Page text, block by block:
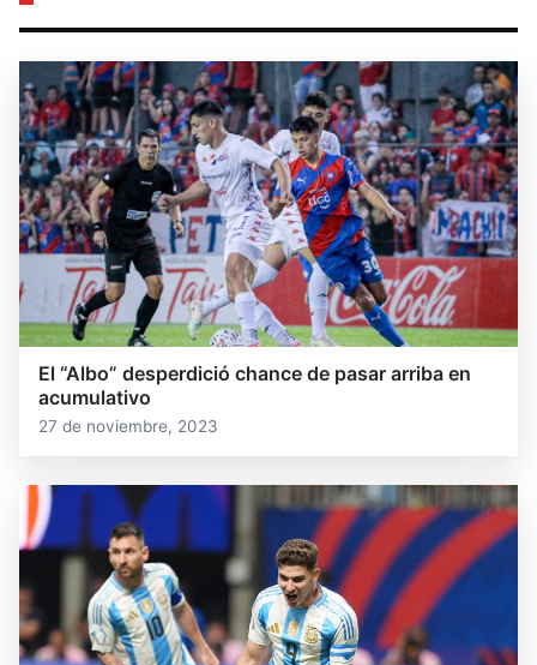
El “Albo” desperdició chance de pasar arriba en
acumulativo
27 de noviembre, 2023